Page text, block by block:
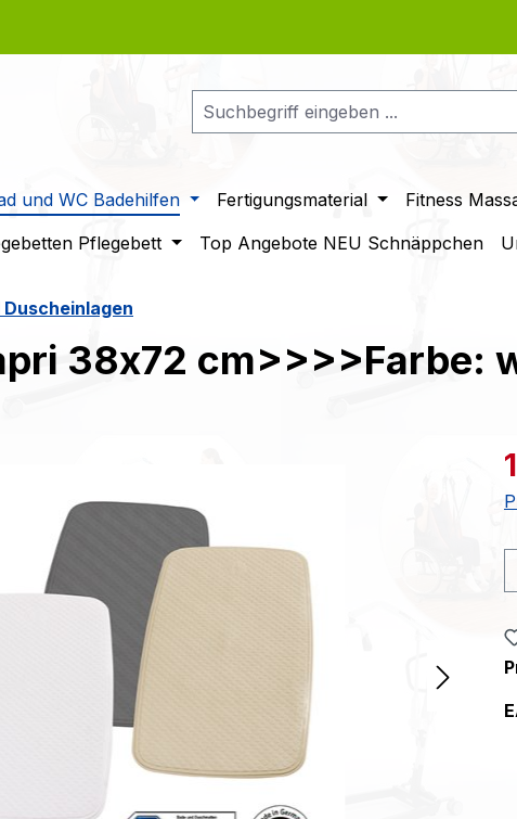
und WC Badehilfen Fertigungsmaterial Fitness
Pflegebett Top Angebote NEU Schnäppchen
38x72 cm>>>>Farbe: